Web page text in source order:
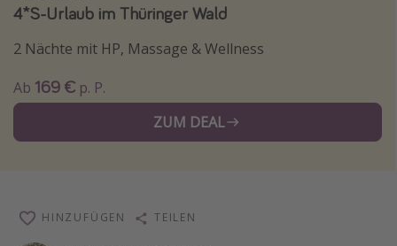
Sri Lanka Rundreise
Reisethemen
Wellnessurlaub
4*S-Urlaub im Thüringer Wald
2 Nächte mit HP, Massage & Wellness
Ab 169 € p. P.
ZUM DEAL
HINZUFÜGEN TEILEN